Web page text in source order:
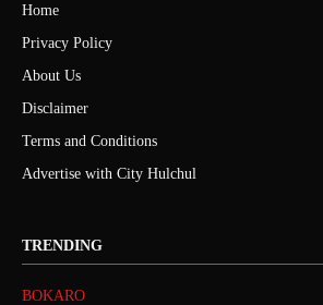
Home
Privacy Policy
About Us
Disclaimer
Terms and Conditions
Advertise with City Hulchul
TRENDING
BOKARO